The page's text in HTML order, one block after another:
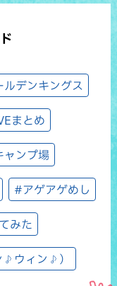
デンキングス
まとめ
ャンプ場
#アゲアゲめし
みた
♪ウィン♪）